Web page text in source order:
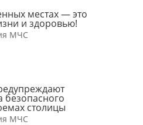
местах — это
и здоровью!
МЧС
безопасного
столицы
МЧС